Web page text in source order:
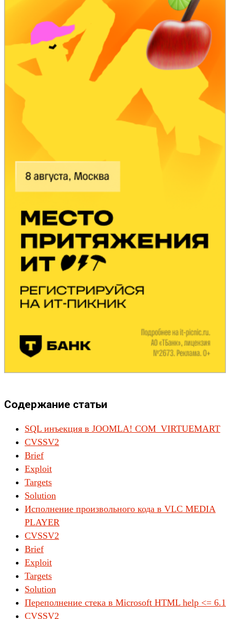
Содержание статьи
SQL инъекция в JOOMLA! COM_VIRTUEMART
CVSSV2
Brief
Exploit
Targets
Solution
Исполнение произвольного кода в VLC MEDIA
PLAYER
CVSSV2
Brief
Exploit
Targets
Solution
Переполнение стека в Microsoft HTML help <= 6.1
CVSSV2